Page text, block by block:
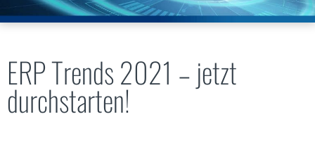
ERP Trends 2021 – jetzt
durchstarten!